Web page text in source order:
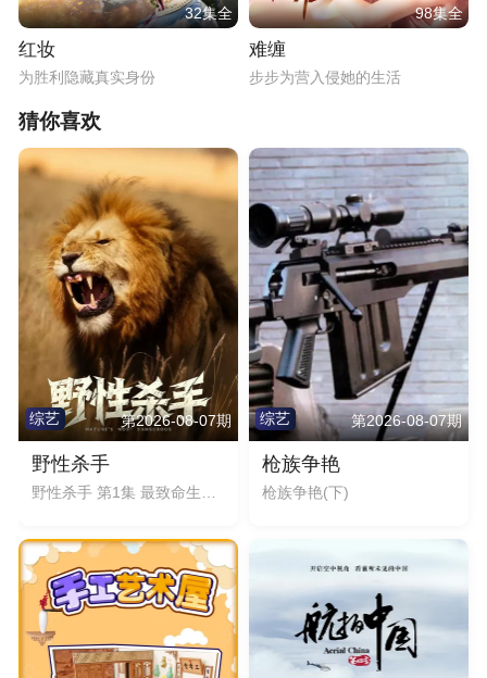
32集全
红妆
为胜利隐藏真实身份
98集全
难缠
步步为营入侵她的生活
猜你喜欢
综艺 第2026-08-07期
野性杀手
野性杀手 第1集 最致命生物揭秘
综艺 第2026-08-07期
枪族争艳
枪族争艳(下)